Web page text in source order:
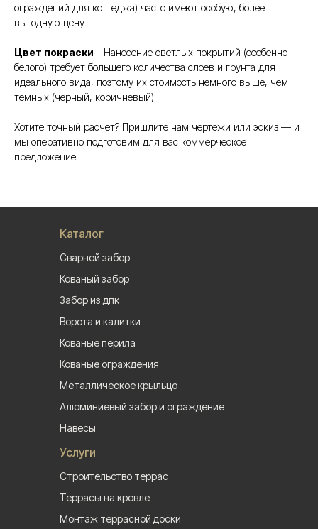
ограждений для коттеджа) часто имеют особую, более
выгодную цену.
Цвет покраски - Нанесение светлых покрытий (особенно
белого) требует большего количества слоев и грунта для
идеального вида, поэтому их стоимость немного выше, чем
темных (черный, коричневый).
Хотите точный расчет? Пришлите нам чертежи или эскиз — и
мы оперативно подготовим для вас коммерческое
предложение!
Каталог
Сварной забор
Кованый забор
Забор из дпк
Ворота и калитки
Металлическое крыльцо
Навесы
Алюминиевый забор и ограждение
Кованые ограждения
Кованые перила
Строительство террас
Террасы на кровле
Монтаж террасной доски
Услуги